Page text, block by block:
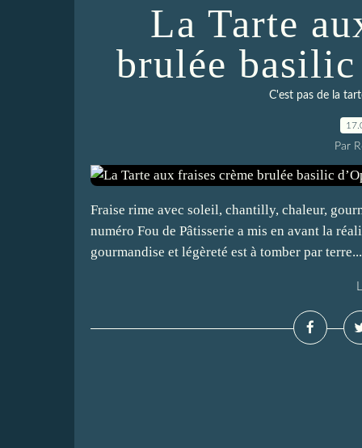
La Tarte
brulée
C'est pas de la
Par
Fraise rime avec soleil, chantilly, chaleur,
numéro Fou de Pâtisserie a mis en avant la
gourmandise et légèreté est à tomber par